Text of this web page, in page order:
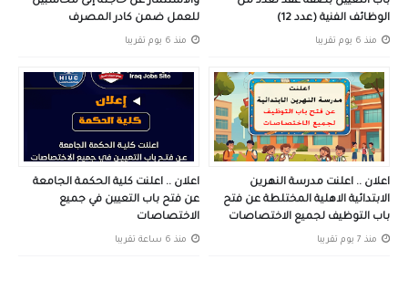
الوظائف الفنية (عدد 12)
منذ 6 يوم تقريبا
للعمل ضمن كادر المصرف
منذ 6 يوم تقريبا
اعلان .. اعلنت مدرسة النهرين
الابتدائية الاهلية المختلطة عن فتح
باب التوظيف لجميع الاختصاصات
منذ 7 يوم تقريبا
اعلان .. اعلنت كلية الحكمة الجامعة
عن فتح باب التعيين في جميع
الاختصاصات
منذ 6 ساعة تقريبا